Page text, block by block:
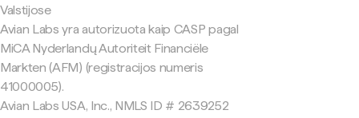
Valstijose
Avian Labs yra autorizuota kaip CASP pagal
MiCA Nyderlandų Autoriteit Financiële
Markten (AFM) (registracijos numeris
41000005).
Avian Labs USA, Inc., NMLS ID # 2639252